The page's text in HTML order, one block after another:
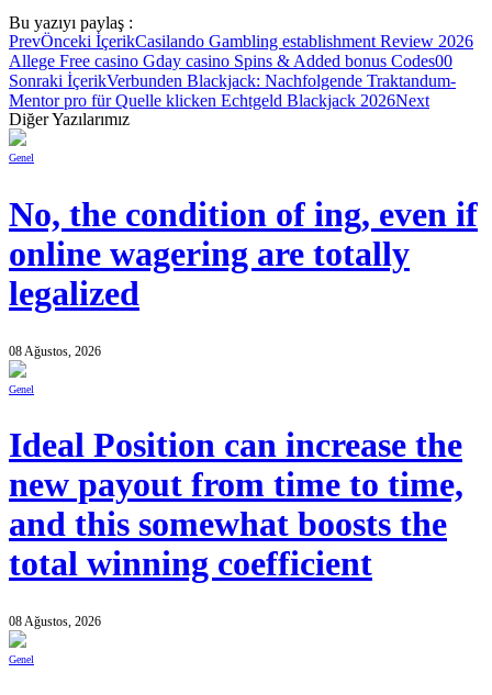
Bu yazıyı paylaş :
PrevÖnceki İçerikCasilando Gambling establishment Review 2026
Allege Free casino Gday casino Spins & Added bonus Codes00
Sonraki İçerikVerbunden Blackjack: Nachfolgende Traktandum-
Mentor pro für Quelle klicken Echtgeld Blackjack 2026Next
Diğer Yazılarımız
Genel
No, the condition of ing, even if
online wagering are totally
legalized
08 Ağustos, 2026
Genel
Ideal Position can increase the
new payout from time to time,
and this somewhat boosts the
total winning coefficient
08 Ağustos, 2026
Genel